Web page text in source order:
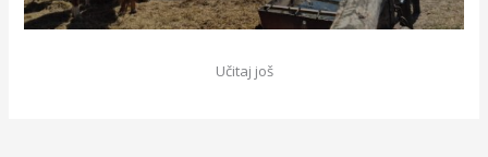
Učitaj još